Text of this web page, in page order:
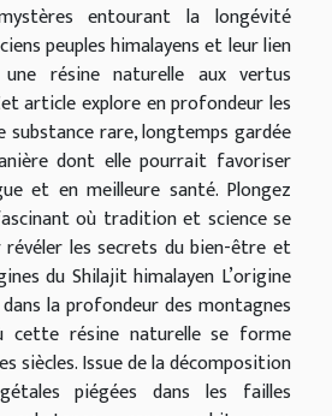
entourant la longévité
peuples himalayens et leur lien
résine naturelle aux vertus
article explore en profondeur les
rare, longtemps gardée
dont elle pourrait favoriser
et en meilleure santé. Plongez
où tradition et science se
les secrets du bien-être et
du Shilajit himalayen L’origine
la profondeur des montagnes
cette résine naturelle se forme
siècles. Issue de la décomposition
piégées dans les failles